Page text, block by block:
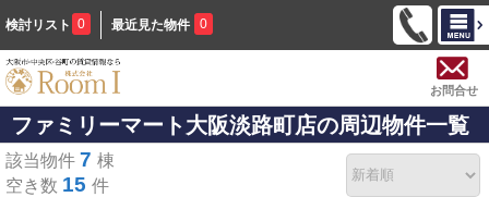
検討リスト 0 最近見た物件 0
お問合せ
ファミリーマート大阪淡路町店の周辺物件一覧
該当物件 7 棟
空き数 15 件